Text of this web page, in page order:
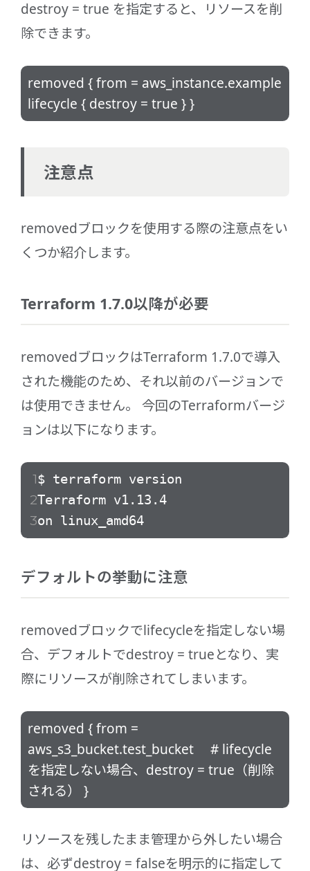
destroy = true を指定すると、リソースを削
除できます。
removed { from = aws_instance.example
lifecycle { destroy = true } }
注意点
removedブロックを使用する際の注意点をい
くつか紹介します。
Terraform 1.7.0以降が必要
removedブロックはTerraform 1.7.0で導入
された機能のため、それ以前のバージョンで
は使用できません。 今回のTerraformバージ
ョンは以下になります。
$ terraform version
Terraform v1.13.4
on linux_amd64
デフォルトの挙動に注意
removedブロックでlifecycleを指定しない場
合、デフォルトでdestroy = trueとなり、実
際にリソースが削除されてしまいます。
removed { from =
aws_s3_bucket.test_bucket # lifecycle
を指定しない場合、destroy = true（削除
される） }
リソースを残したまま管理から外したい場合
は、必ずdestroy = falseを明示的に指定して